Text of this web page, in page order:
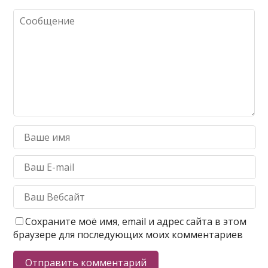
Сохраните моё имя, email и адрес сайта в этом
браузере для последующих моих комментариев